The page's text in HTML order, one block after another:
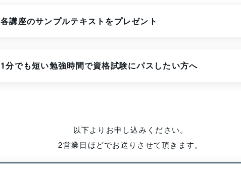
各講座のサンプルテキストをプレゼント
1分でも短い勉強時間で資格試験にパスしたい方へ
以下よりお申し込みください。
2営業日ほどでお送りさせて頂きます。